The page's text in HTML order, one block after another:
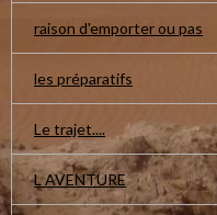
raison d'emporter ou pas
les préparatifs
Le trajet....
L AVENTURE